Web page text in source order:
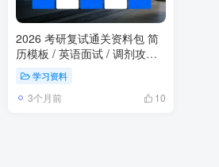
2026 考研复试通关资料包 简
历模板 / 英语面试 / 调剂攻略 /
学习资料
3个月前 10